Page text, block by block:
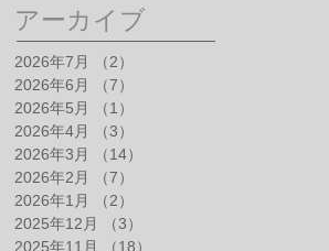
5月28日
アーカイブ
2026年7月 （2）
2026年6月
（7）
2026年5月
（1）
2026年4月
（3）
2026年3月
（14）
2026年2月
（7）
2026年1月
（2）
2025年12月
（3）
2025年11月
（18）